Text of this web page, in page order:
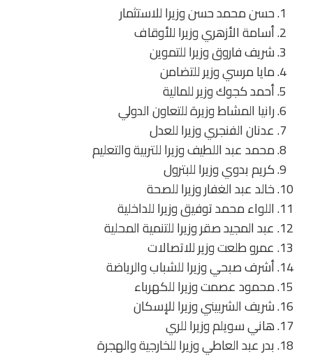
حسن محمد حسن وزيرا للاستثمار
أسامة الأزهري وزيرا للأوقاف
شريف فاروق وزيرا للتموين
مايا مرسي وزير للتضامن
أحمد كجوك وزير للمالية
رانيا المشاط وزيرة للتعاون الدولي
عدنان الفنجري وزيرا للعدل
محمد عبد اللطيف وزيرا للتربية والتعليم
كريم بدوي وزيرا للبترول
خالد عبد الغفار وزيرا للصحة
اللواء محمد توفيق وزيرا للداخلية
عبد المجيد صقر وزيرا للتنمية المحلية
عمرو طلعت وزير للاتصالات
أشرف صبحي وزيرا للشباب والرياضة
محمود عصمت وزيرا للكهرباء
شريف الشربيني وزيرا للإسكان
هاني سويلم وزيرا للري
بدر عبد العاطي وزيرا للخارجية والهجرة